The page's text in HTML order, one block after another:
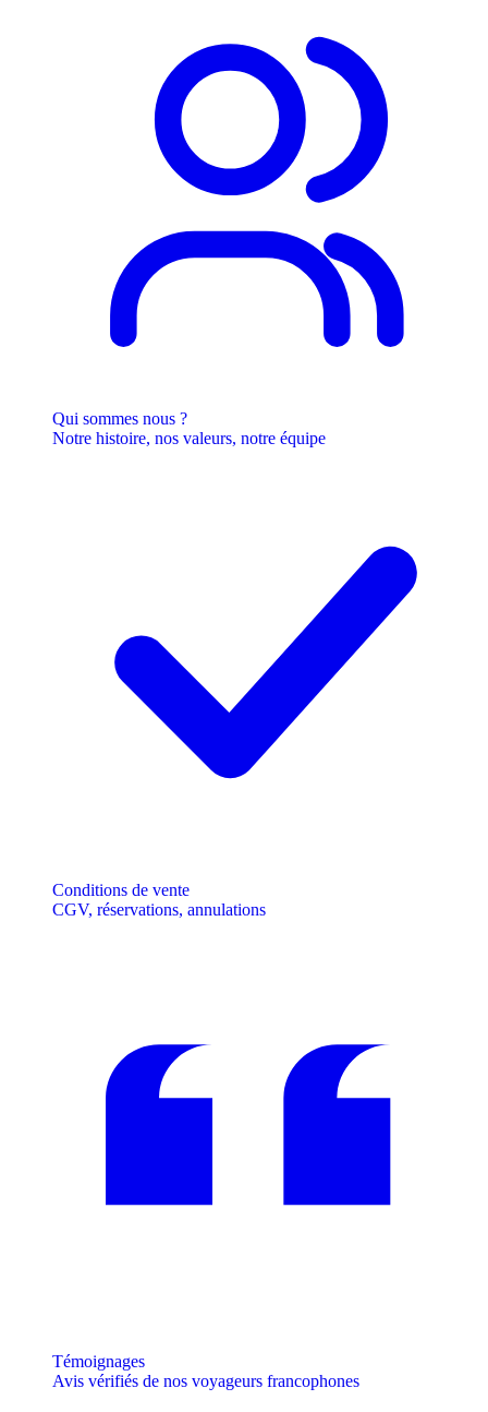
Qui sommes nous ?
Notre histoire, nos valeurs, notre équipe
Conditions de vente
CGV, réservations, annulations
Témoignages
Avis vérifiés de nos voyageurs francophones